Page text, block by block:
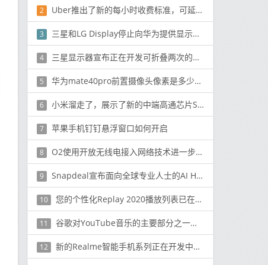
2 Uber推出了新的每小时收费标准，可延长往返行程
3 三星和LG Display停止向华为提供显示面板
4 三星显示器宣布正在开发可折叠两次的智能手机屏幕
5 华为mate40pro前置摄像头像素是多少_前置摄像头像素详情
6 小米溜走了，展示了新的中端高通芯片Snapdragon 768G
7 苹果手机钉钉悬浮窗口如何开启
8 O2使用开放无线电接入网络技术进一步改善网络服务
9 Snapdeal宣布面向全球专业人士的AI Hackathon
10 您的个性化Replay 2020播放列表已在Apple Music中提供
11 谷歌对YouTube音乐的主要部分之一进行了更改
12 新的Realme智能手机系列正在开发中，预计将很快推出